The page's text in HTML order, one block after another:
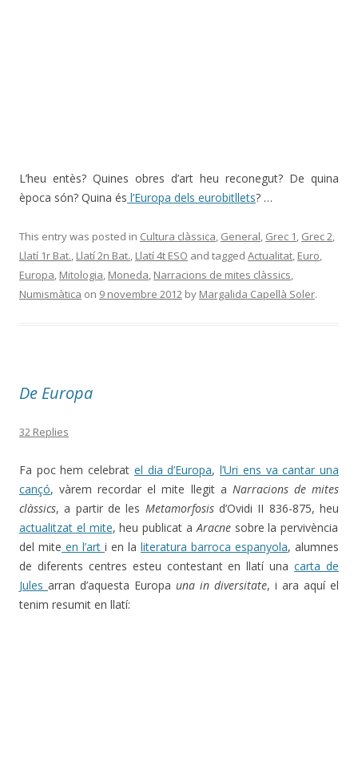
L’heu entès? Quines obres d’art heu reconegut? De quina
època són? Quina és l’Europa dels eurobitllets? …
This entry was posted in Cultura clàssica, General, Grec 1, Grec 2,
Llatí 1r Bat., Llatí 2n Bat., Llatí 4t ESO and tagged Actualitat, Euro,
Europa, Mitologia, Moneda, Narracions de mites clàssics,
Numismàtica on 9 novembre 2012 by Margalida Capellà Soler.
De Europa
32 Replies
Fa poc hem celebrat el dia d’Europa,l’Uri ens va cantar una
cançó, vàrem recordar el mite llegit a Narracions de mites
clàssics, a partir de les Metamorfosisd’Ovidi II 836-875, heu
actualitzat el mite, heu publicat aAracnesobre la pervivència
del mite en l’art i en la literatura barroca espanyola, alumnes
de diferents centres esteu contestant en llatí unacarta de
Jules arran d’aquesta Europa una in diversitate, i ara aquí el
tenim resumit en llatí: